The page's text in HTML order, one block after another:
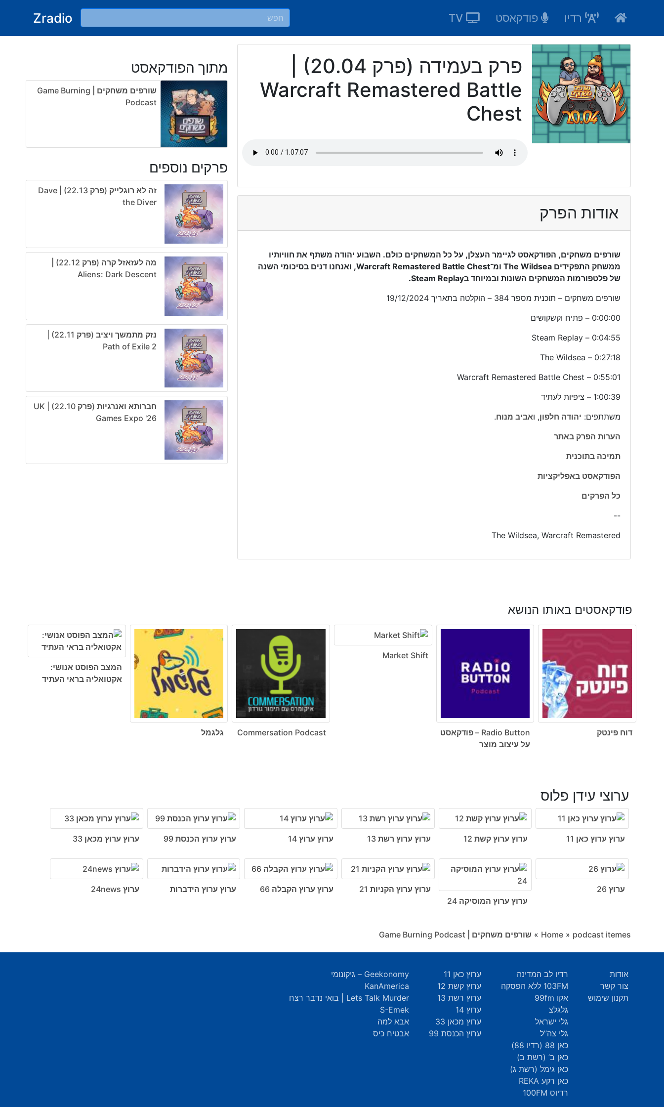
Zradio רדיו פודקאסט
פרק בעמידה (פרק 20.04) |
Warcraft Remastered Battle
Chest
אודות הפרק
שורפים משחקים, הפודקאסט לגיימר העצלן, על כל המשחקים כולם. השבוע יהודה משתף את חוויותיו
ממשחק התפקידים The Wildsea ומ־Warcraft Remastered Battle Chest, ואנחנו דנים בסיכומי השנה
של פלטפורמות המשחקים השונות ובמיוחד בSteam Replay.
שורפים משחקים – תוכנית מספר 384 – הוקלטה בתאריך 19/12/2024
0:00:00 – פתיח וקשקושים
0:04:55 – Steam Replay
0:27:18 – The Wildsea
0:55:01 – Warcraft Remastered Battle Chest
1:00:39 – ציפיות לעתיד
משתתפים: יהודה חלפון, ואביב מנוח.
הערות הפרק באתר
תמיכה בתוכנית
הפודקאסט באפליקציות
כל הפרקים
--
The Wildsea, Warcraft Remastered
מתוך הפודקאסט
שורפים משחקים | Game Burning
Podcast
פרקים נוספים
זה לא רוגלייק (פרק 22.13) | Dave
the Diver
מה לעזאזל קרה (פרק 22.12) |
Aliens: Dark Descent
נזק מתמשך ויציב (פרק 22.11) |
Path of Exile 2
חברותא ואנרגיות (פרק 22.10) | UK
Games Expo '26
פודקאסטים באותו הנושא
דוח פינטק
Radio Button – פודקאסט
על עיצוב מוצר
Market Shift
Commersation Podcast גלגמל
המצב הפוסט אנושי:
אקטואליה בראי העתיד
ערוצי עידן פלוס
ערוץ ערוץ כאן 11 ערוץ ערוץ קשת 12 ערוץ ערוץ רשת 13 ערוץ ערוץ 14 ערוץ ערוץ הכנסת 99 ערוץ ערוץ מכאן 33
ערוץ 26
ערוץ ערוץ המוסיקה 24
ערוץ ערוץ הקניות 21 ערוץ ערוץ הקבלה 66 ערוץ ערוץ הידברות ערוץ 24news
Home » podcast itemes
» שורפים משחקים | Game Burning Podcast
אודות
צור קשר
תקנון שימוש
רדיו לב המדינה
103FM ללא הפסקה
אקו 99fm
גלגלצ
גלי ישראל
גלי צה”ל
כאן 88 (רדיו 88)
כאן ב’ (רשת ב)
כאן גימל (רשת ג)
כאן רקע REKA
רדיוס 100FM
ערוץ כאן 11
ערוץ קשת 12
ערוץ רשת 13
ערוץ 14
ערוץ מכאן 33
ערוץ הכנסת 99
Geekonomy – גיקונומי
KanAmerica
Lets Talk Murder | בואי נדבר רצח
S-Emek
אבא למה
אבטיח כיס